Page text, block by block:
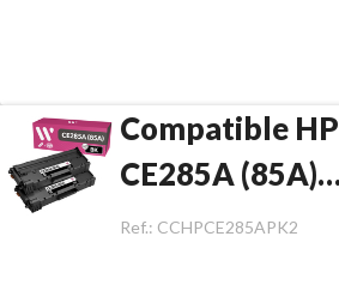
Compatible HP
CE285A (85A)
Pack de 2
Ref.: CCHPCE285APK2